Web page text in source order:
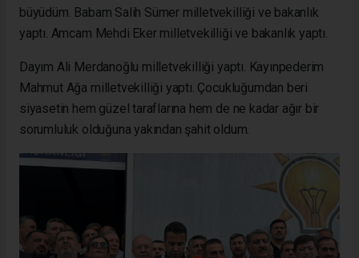
büyüdüm. Babam Salih Sümer milletvekilliği ve bakanlık
yaptı. Amcam Mehdi Eker milletvekilliği ve bakanlık yaptı.
Dayım Ali Merdanoğlu milletvekilliği yaptı. Kayınpederim
Mahmut Ağa milletvekilliği yaptı. Çocukluğumdan beri
siyasetin hem güzel taraflarına hem de ne kadar ağır bir
sorumluluk olduğuna yakından şahit oldum.